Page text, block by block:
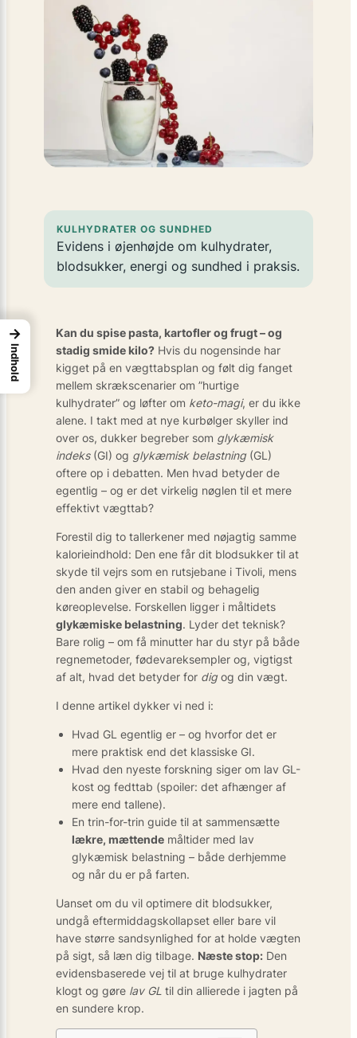
KULHYDRATER OG SUNDHED
Evidens i øjenhøjde om kulhydrater,
blodsukker, energi og sundhed i praksis.
Kan du spise pasta, kartofler og frugt – og
stadig smide kilo? Hvis du nogensinde har
kigget på en vægttabsplan og følt dig fanget
mellem skrækscenarier om ”hurtige
kulhydrater” og løfter om keto-magi, er du ikke
alene. I takt med at nye kurbølger skyller ind
over os, dukker begreber som glykæmisk
indeks(GI) og glykæmisk belastning(GL)
oftere op i debatten. Men hvad betyder de
egentlig – og er det virkelig nøglen til et mere
effektivt vægttab?
Forestil dig to tallerkener med nøjagtig samme
kalorieindhold: Den ene får dit blodsukker til at
skyde til vejrs som en rutsjebane i Tivoli, mens
den anden giver en stabil og behagelig
køreoplevelse. Forskellen ligger i måltidets
glykæmiske belastning. Lyder det teknisk?
Bare rolig – om få minutter har du styr på både
regnemetoder, fødevareksempler og, vigtigst
af alt, hvad det betyder for digog din vægt.
I denne artikel dykker vi ned i:
Hvad GL egentlig er – og hvorfor det er
mere praktisk end det klassiske GI.
Hvad den nyeste forskning siger om lav GL-
kost og fedttab (spoiler: det afhænger af
mere end tallene).
En trin-for-trin guide til at sammensætte
lækre, mættende måltider med lav
glykæmisk belastning – både derhjemme
og når du er på farten.
Uanset om du vil optimere dit blodsukker,
undgå eftermiddagskollapset eller bare vil
have større sandsynlighed for at holde vægten
på sigt, så læn dig tilbage. Næste stop: Den
evidensbaserede vej til at bruge kulhydrater
klogt og gøre lav GL til din allierede i jagten på
en sundere krop.
→
Indhold